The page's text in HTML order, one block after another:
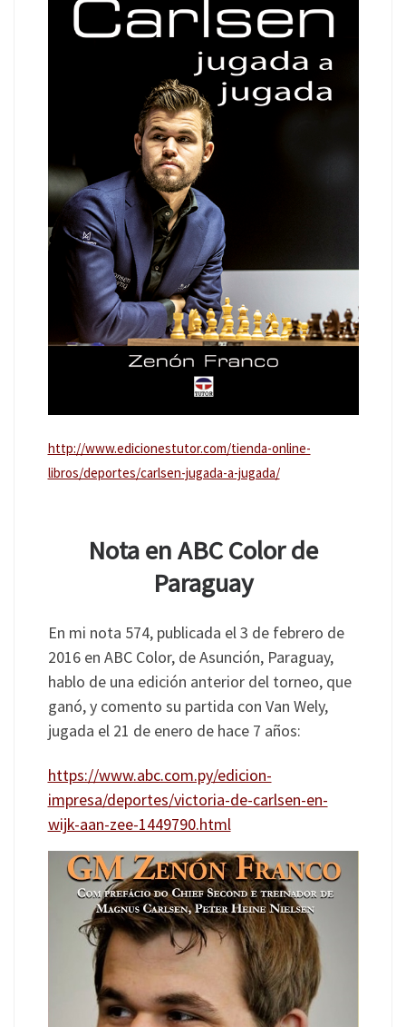
http://www.edicionestutor.com/tienda-online-
libros/deportes/carlsen-jugada-a-jugada/
Nota en ABC Color de
Paraguay
En mi nota 574, publicada el 3 de febrero de
2016 en ABC Color, de Asunción, Paraguay,
hablo de una edición anterior del torneo, que
ganó, y comento su partida con Van Wely,
jugada el 21 de enero de hace 7 años:
https://www.abc.com.py/edicion-
impresa/deportes/victoria-de-carlsen-en-
wijk-aan-zee-1449790.html